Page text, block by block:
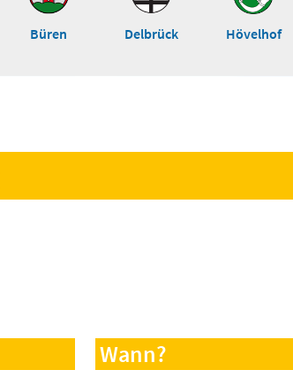
Büren Delbrück Hövelhof
Wann?